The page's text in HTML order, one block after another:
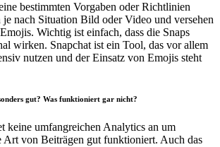
bestimmten Vorgaben oder Richtlinien
nach Situation Bild oder Video und versehen
Wichtig ist einfach, dass die Snaps
wirken. Snapchat ist ein Tool, das vor allem
nutzen und der Einsatz von Emojis steht
gut? Was funktioniert gar nicht?
keine umfangreichen Analytics an um
Art von Beiträgen gut funktioniert. Auch das